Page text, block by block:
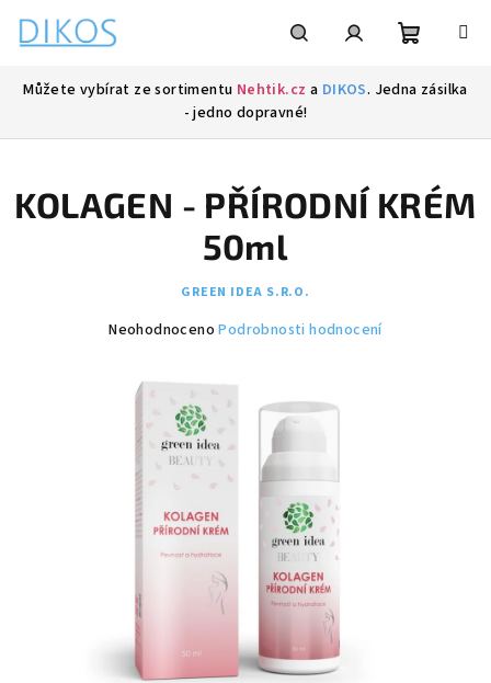
obsah
Můžete vybírat ze sortimentu Nehtik.cz a DIKOS. Jedna zásilka
- jedno dopravné!
KOLAGEN - PŘÍRODNÍ KRÉM
50ml
GREEN IDEA S.R.O.
Průměrné
hvězdiček.
Neohodnoceno Podrobnosti hodnocení